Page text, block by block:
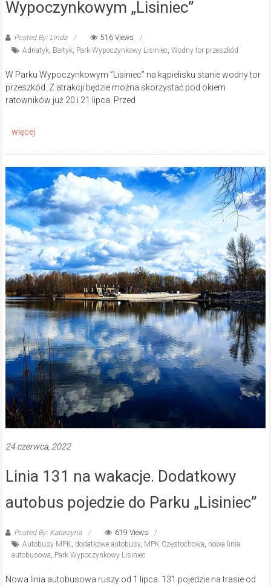
Wypoczynkowym „Lisiniec”
Posted By: Linda
516 Views
Adriatyk, Bałtyk, Park Wypoczynkowy Lisiniec, Wodny tor przeszkód
W Parku Wypoczynkowym ”Lisiniec” na kąpielisku stanie wodny tor
przeszkód. Z atrakcji będzie można skorzystać pod okiem
ratowników już 20 i 21 lipca. Przed
24 czerwca, 2022
Linia 131 na wakacje. Dodatkowy
autobus pojedzie do Parku „Lisiniec”
Posted By: Katarzyna
619 Views
Autobusy MPK dodatkowe autobusy, MPK Częstochowa nowa linia
autobusowa Park Wypoczynkowy Lisiniec
Nowa linia autobusowa ruszy od 1 lipca. 131 pojedzie na trasie od